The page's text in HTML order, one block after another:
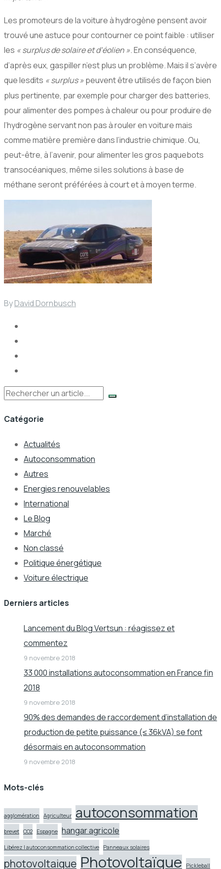
Les promoteurs de la voiture à hydrogène pensent avoir
trouvé une astuce pour contourner ce point faible : utiliser
les «surplus de solaire et d’éolien». En conséquence,
d’après eux, gaspiller n’est plus un problème. Mais il s’avère
que lesdits «surplus»peuvent être utilisés de façon bien
plus pertinente, par exemple pour charger des batteries,
pour alimenter des pompes à chaleur ou pour produire de
l’hydrogène servant non pas à rouler en voiture mais
comme matière première dans l’industrie chimique. Ou,
peut-être, à l’avenir, pour alimenter les gros paquebots
transocéaniques, même si les solutions à base de
méthane seront préférées à court et à moyen terme.
ByDavid Dornbusch
Rechercher
Catégorie
Actualités
Autoconsommation
Autres
Energies renouvelables
International
Le Blog
Marché
Non classé
Politique énergétique
Voiture électrique
Derniers articles
Lancement du Blog Vertsun : réagissez et
commentez
9 novembre 2018
33 000 installations autoconsommation en France fin
2018
9 novembre 2018
90% des demandes de raccordement d’installation de
production de petite puissance (≤ 36kVA) se font
désormais en autoconsommation
9 novembre 2018
Mots-clés
agglomération Agriculteur autoconsommation
brevet CO2 Espagne hangar agricole
Libérez l autoconsommation collective Panneaux solaires
photovoltaique Photovoltaïque Pickleball